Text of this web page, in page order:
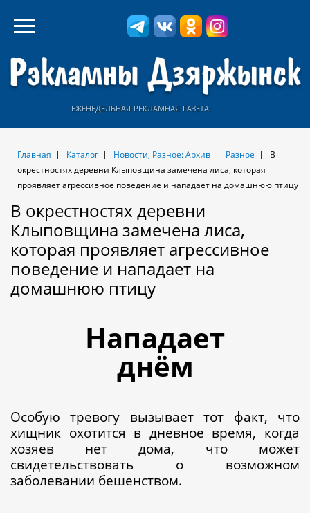
еженедельная рекламная газета
Главная Каталог Новости, Разное: Архив Разное
В
окрестностях деревни Клыповщина замечена лиса, которая
проявляет агрессивное поведение и нападает на домашнюю птицу
В окрестностях деревни
Клыповщина замечена лиса,
которая проявляет агрессивное
поведение и нападает на
домашнюю птицу
Нападает
днём
Особую тревогу вызывает тот факт, что
хищник охотится в дневное время, когда
хозяев нет дома, что может
свидетельствовать о возможном
заболевании бешенством.